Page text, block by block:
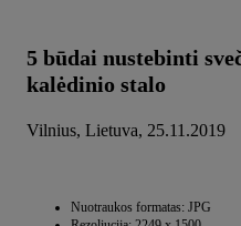
5 būdai nustebinti
kalėdinio stalo
Vilnius, Lietuva, 25.11.2019
Nuotraukos formatas: JPG